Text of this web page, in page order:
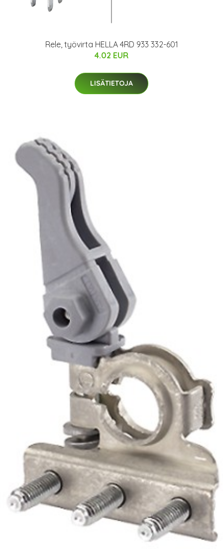
Rele, työvirta HELLA 4RD 933 332-601
4.02 EUR
LISÄTIETOJA